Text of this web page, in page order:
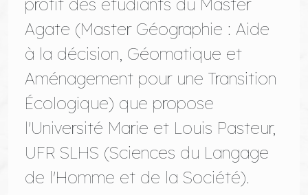
profit des étudiants du Master
Agate (Master Géographie : Aide
à la décision, Géomatique et
Aménagement pour une Transition
Écologique) que propose
l'Université Marie et Louis Pasteur,
UFR SLHS (Sciences du Langage
de l'Homme et de la Société).